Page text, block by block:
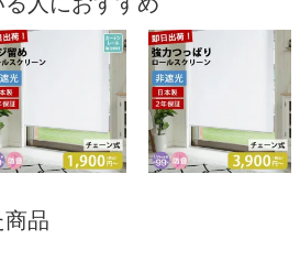
品